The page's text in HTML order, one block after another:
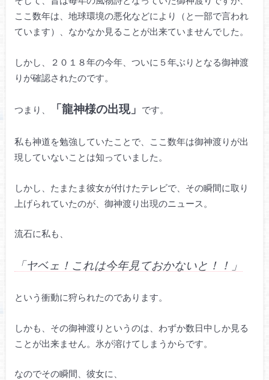
ここ数年は、地球環境の悪化などにより（と一部で言われ
ています）、なかなか見ることが出来ていませんでした。
しかし、２０１８年の今年、ついに５年ぶりとなる御神渡
りが確認されたのです。
つまり、 「龍神様の出現」 です。
私も神道を勉強していたことで、ここ数年は御神渡りが出
現していないことは知っていました。
しかし、たまたま彼女が付けたテレビで、その瞬間に取り
上げられていたのが、御神渡り出現のニュース。
流石に私も、
「ヤベェ！これは今年見ておかないと！！」
という衝動に狩られたのであります。
しかも、その御神渡りというのは、わずか数日中しか見る
ことが出来ません。氷が溶けてしまうからです。
なのでその瞬間、彼女に、